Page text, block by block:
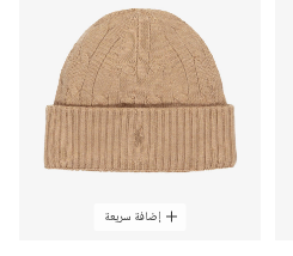
إضافة سريعة